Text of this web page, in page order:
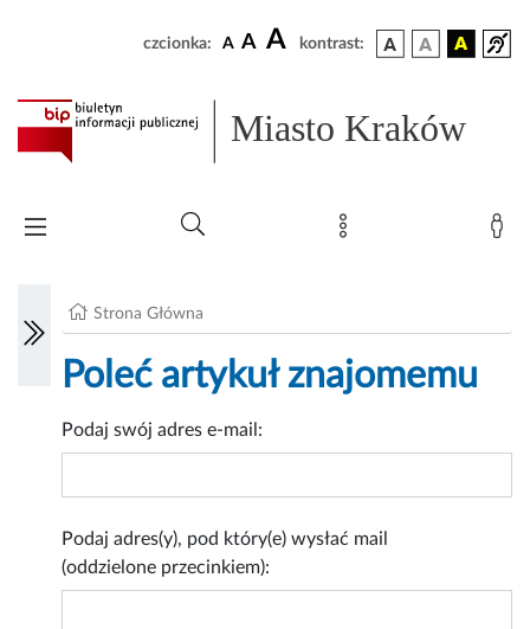
czcionka: A A A kontrast:
Miasto Kraków
Strona Główna
Poleć artykuł znajomemu
Podaj swój adres e-mail:
Podaj adres(y), pod który(e) wysłać mail
(oddzielone przecinkiem):